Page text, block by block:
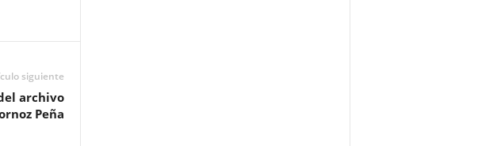
siguiente
archivo
Peña